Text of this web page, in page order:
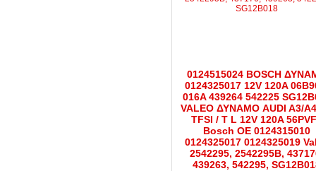
0124515024 BOSCH
0124325017 12V 120A
016A 439264 542225
VALEO ΔΥΝΑΜΟ AUDI A3/
TFSI / T L 12V 120A
Bosch OE 0124315010
0124325017 0124325019
2542295, 2542295B,
439263, 542295,